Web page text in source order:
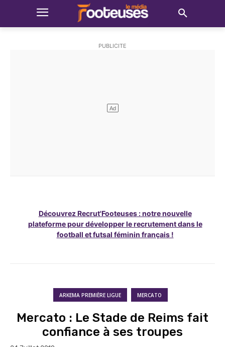
Découvrez Recrut'Footeuses : notre nouvelle
plateforme pour développer le recrutement dans le
football et futsal féminin français !
ARKEMA PREMIÈRE LIGUE MERCATO
Mercato : Le Stade de Reims fait
confiance à ses troupes